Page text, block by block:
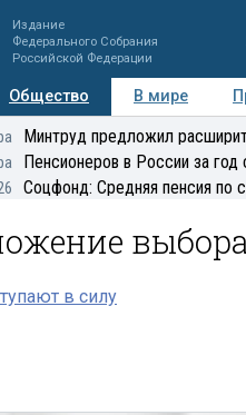
Издание
Федерального Собрания
Российской Федерации
Общество В мире
Регионы
Минтруд предложил
Пенсионеров в России за
Соцфонд: Средняя пенсия по
в силу